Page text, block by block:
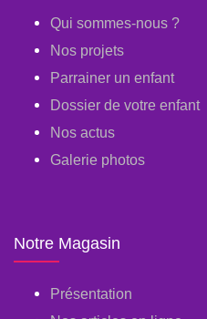
Qui sommes-nous ?
Nos projets
Parrainer un enfant
Dossier de votre enfant
Nos actus
Galerie photos
Notre Magasin
Présentation